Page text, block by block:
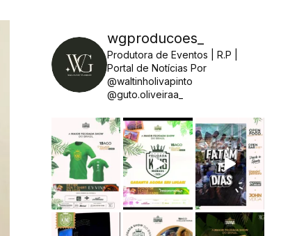
wgproducoes_
Produtora de Eventos | R.P |
Portal de Notícias Por
@waltinholivapinto
@guto.oliveiraa_